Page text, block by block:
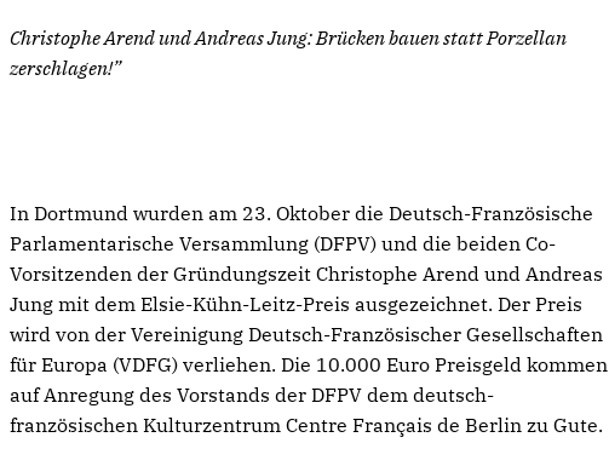
Christophe Arend und Andreas Jung: Brücken bauen statt Porzellan
zerschlagen!”
In Dortmund wurden am 23. Oktober die Deutsch-Französische
Parlamentarische Versammlung (DFPV) und die beiden Co-
Vorsitzenden der Gründungszeit Christophe Arend und Andreas
Jung mit dem Elsie-Kühn-Leitz-Preis ausgezeichnet. Der Preis
wird von der Vereinigung Deutsch-Französischer Gesellschaften
für Europa (VDFG) verliehen. Die 10.000 Euro Preisgeld kommen
auf Anregung des Vorstands der DFPV dem deutsch-
französischen Kulturzentrum Centre Français de Berlin zu Gute.